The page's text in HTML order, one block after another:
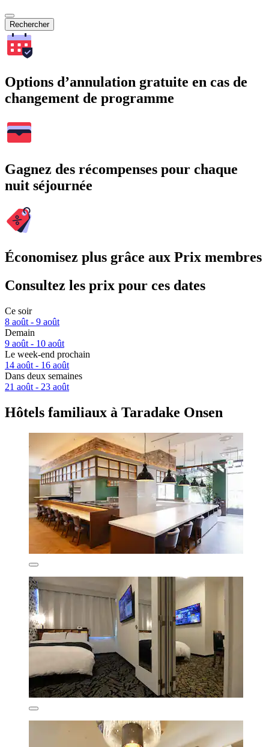
Rechercher
Options d’annulation gratuite en cas de
changement de programme
Gagnez des récompenses pour chaque
nuit séjournée
Économisez plus grâce aux Prix membres
Consultez les prix pour ces dates
Ce soir
8 août - 9 août
Demain
9 août - 10 août
Le week-end prochain
14 août - 16 août
Dans deux semaines
21 août - 23 août
Hôtels familiaux à Taradake Onsen